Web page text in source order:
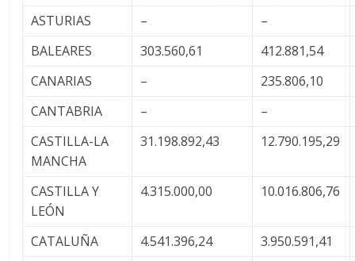
ASTURIAS
–
–
BALEARES
303.560,61
412.881,54
CANARIAS
–
235.806,10
CANTABRIA
–
–
CASTILLA-LA
MANCHA
31.198.892,43 12.790.195,29
CASTILLA Y
LEÓN
4.315.000,00 10.016.806,76
CATALUÑA 4.541.396,24
3.950.591,41